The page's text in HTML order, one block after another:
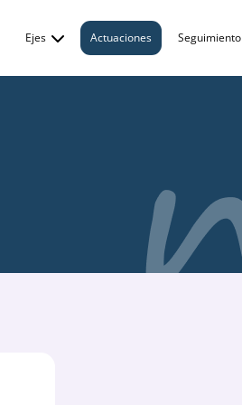
Ejes Actuaciones Seguimiento